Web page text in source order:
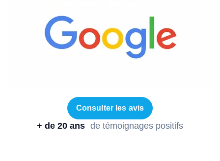
Consulter les avis
+ de 20 ans de témoignages positifs